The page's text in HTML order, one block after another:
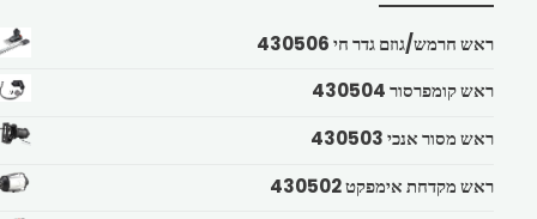
ראש חרמש/גוזם גדר חי 430506
ראש קומפרסור 430504
ראש מסור אנכי 430503
ראש מקדחת אימפקט 430502